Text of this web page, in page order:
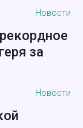
Новости
за
Новости